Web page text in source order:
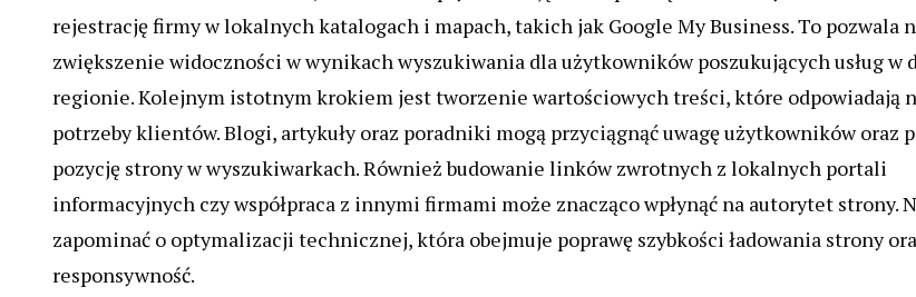
rejestrację firmy w lokalnych katalogach i mapach, takich jak Google My Business. To pozwala
zwiększenie widoczności w wynikach wyszukiwania dla użytkowników poszukujących usług w
regionie. Kolejnym istotnym krokiem jest tworzenie wartościowych treści, które odpowiadają
potrzeby klientów. Blogi, artykuły oraz poradniki mogą przyciągnąć uwagę użytkowników oraz
pozycję strony w wyszukiwarkach. Również budowanie linków zwrotnych z lokalnych portali
informacyjnych czy współpraca z innymi firmami może znacząco wpłynąć na autorytet strony.
zapominać o optymalizacji technicznej, która obejmuje poprawę szybkości ładowania strony
responsywność.